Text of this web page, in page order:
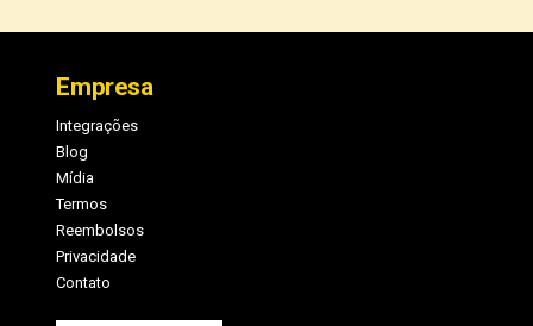
Empresa
Integrações
Blog
Mídia
Termos
Reembolsos
Privacidade
Contato